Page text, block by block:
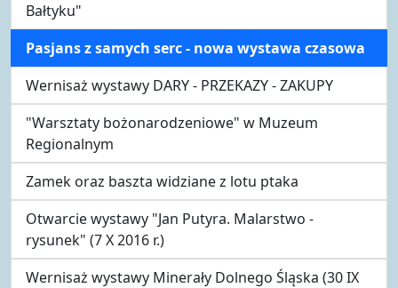
Bałtyku"
Pasjans z samych serc - nowa wystawa czasowa
Wernisaż wystawy DARY - PRZEKAZY - ZAKUPY
"Warsztaty bożonarodzeniowe" w Muzeum
Regionalnym
Zamek oraz baszta widziane z lotu ptaka
Otwarcie wystawy "Jan Putyra. Malarstwo -
rysunek" (7 X 2016 r.)
Wernisaż wystawy Minerały Dolnego Śląska (30 IX